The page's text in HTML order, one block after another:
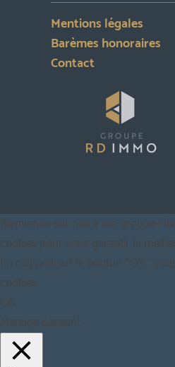
Mentions légales
Barèmes honoraires
Contact
Bienvenue sur notre site groupe-
cookies pour vous garantir la
En cliquant sur le bouton “OK”,
cookies.
OK
Manage consent